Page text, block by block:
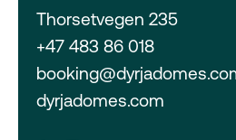
Thorsetvegen 235
+47 483 86 018
dyrjadomes.com